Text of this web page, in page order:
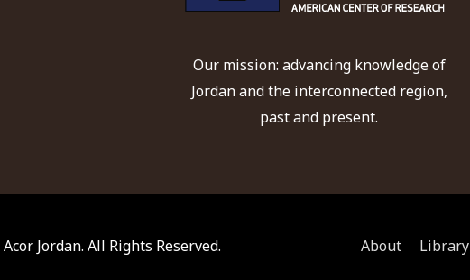
Our mission: advancing knowledge of
Jordan and the interconnected region,
past and present.
Acor Jordan. All Rights Reserved. About Library